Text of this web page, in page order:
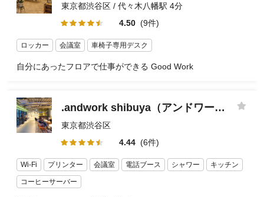
東京都渋谷区 / 代々木八幡駅 4分
4.50 (9件)
ロッカー 会議室 車椅子専用デスク
自分にあったフロアで仕事ができる Good Work
.andwork shibuya（アンドワーク渋谷）
東京都渋谷区
4.44 (6件)
Wi-Fi プリンター 会議室 電話ブース シャワー キッチン
コーヒーサーバー